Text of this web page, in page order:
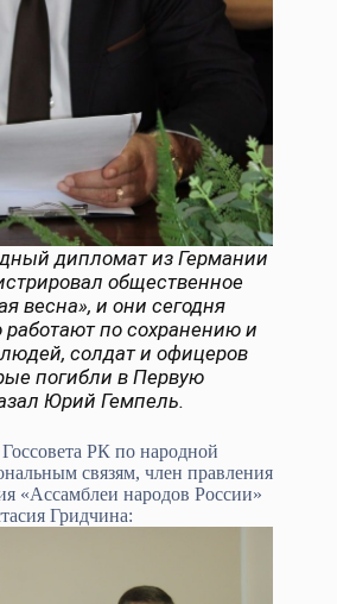
дипломат из Германии
общественное
весна», и они сегодня
работают по сохранению и
солдат и офицеров
погибли в Первую
Юрий Гемпель.
РК по народной
связям, член правления
«Ассамблеи народов России»
Гридчина: